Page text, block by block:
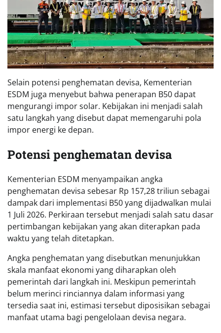
Selain potensi penghematan devisa, Kementerian
ESDM juga menyebut bahwa penerapan B50 dapat
mengurangi impor solar. Kebijakan ini menjadi salah
satu langkah yang disebut dapat memengaruhi pola
impor energi ke depan.
Potensi penghematan devisa
Kementerian ESDM menyampaikan angka
penghematan devisa sebesar Rp 157,28 triliun sebagai
dampak dari implementasi B50 yang dijadwalkan mulai
1 Juli 2026. Perkiraan tersebut menjadi salah satu dasar
pertimbangan kebijakan yang akan diterapkan pada
waktu yang telah ditetapkan.
Angka penghematan yang disebutkan menunjukkan
skala manfaat ekonomi yang diharapkan oleh
pemerintah dari langkah ini. Meskipun pemerintah
belum merinci rinciannya dalam informasi yang
tersedia saat ini, estimasi tersebut diposisikan sebagai
manfaat utama bagi pengelolaan devisa negara.